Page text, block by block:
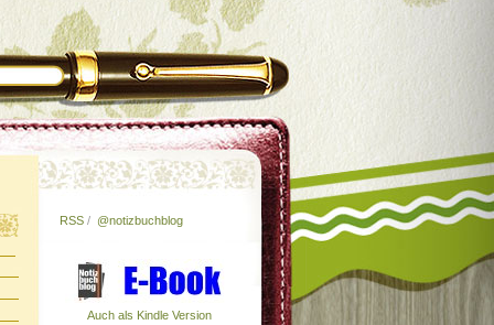
RSS / @notizbuchblog
Auch als Kindle Version